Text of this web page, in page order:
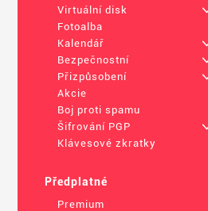
Virtuální disk
+
Fotoalba
Kalendář
+
Bezpečnostní
+
Přizpůsobení
+
Akcie
Boj proti spamu
Šifrování PGP
+
Klávesové zkratky
Předplatné
Premium